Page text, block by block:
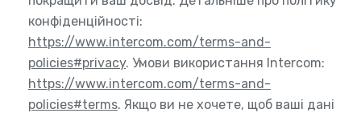
конфіденційності:
https://www.intercom.com/terms-and-
policies#privacy. Умови використання Intercom:
https://www.intercom.com/terms-and-
policies#terms. Якщо ви не хочете, щоб ваші дані